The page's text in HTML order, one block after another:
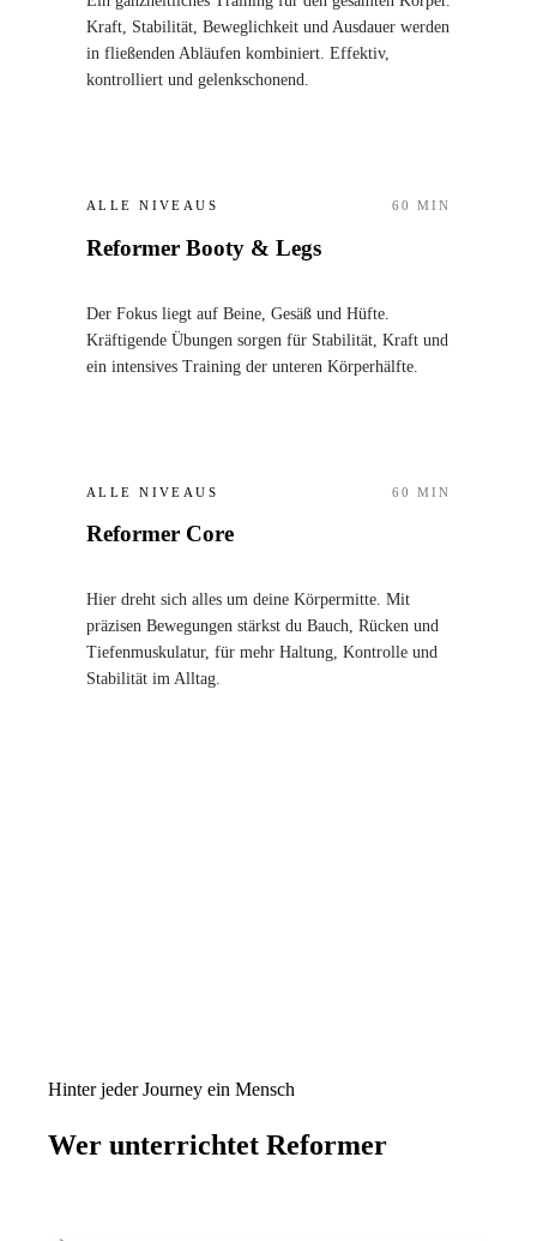
Kraft, Stabilität, Beweglichkeit und Ausdauer werden
in fließenden Abläufen kombiniert. Effektiv,
kontrolliert und gelenkschonend.
ALLE NIVEAUS 60 MIN
Reformer Booty & Legs
Der Fokus liegt auf Beine, Gesäß und Hüfte.
Kräftigende Übungen sorgen für Stabilität, Kraft und
ein intensives Training der unteren Körperhälfte.
ALLE NIVEAUS 60 MIN
Reformer Core
Hier dreht sich alles um deine Körpermitte. Mit
präzisen Bewegungen stärkst du Bauch, Rücken und
Tiefenmuskulatur, für mehr Haltung, Kontrolle und
Stabilität im Alltag.
Hinter jeder Journey ein Mensch
Wer unterrichtet Reformer